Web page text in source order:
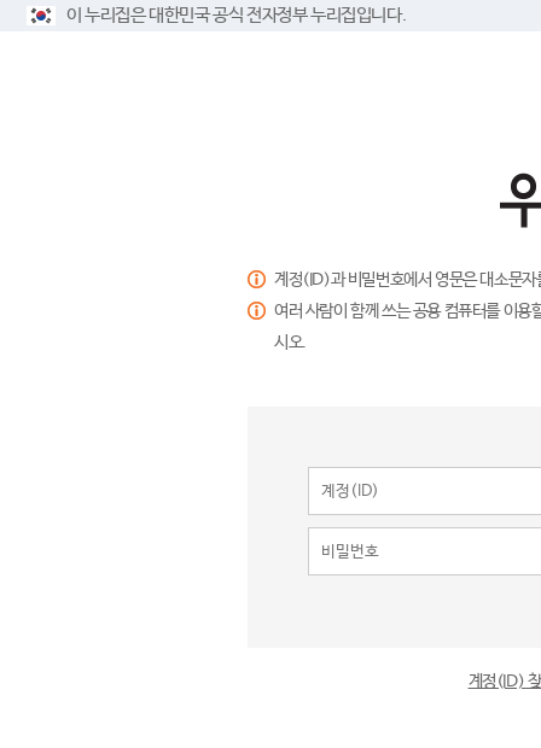
이 누리집은 대한민국 공식 전자정부 누리집입니다.
계정(ID)과 비밀번호에서 영문은 대소문
여러 사람이 함께 쓰는 공용 컴퓨터를 이
시오.
계정(ID)